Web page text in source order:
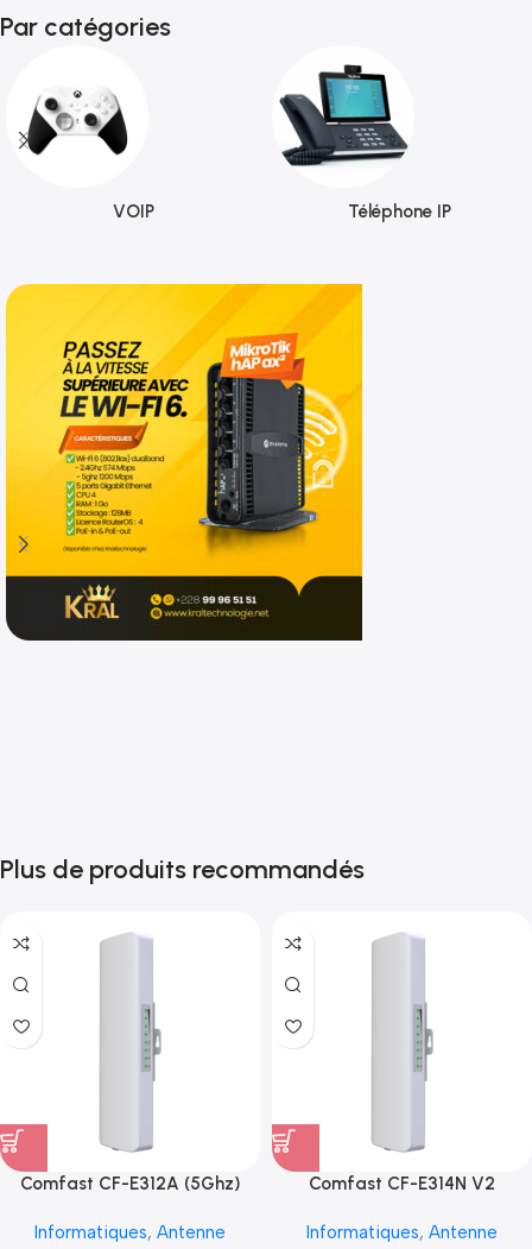
Par catégories
VOIP Téléphone IP
Plus de produits recommandés
Comfast CF-E312A (5Ghz)
Informatiques, Antenne
Comfast CF-E314N V2
Informatiques, Antenne